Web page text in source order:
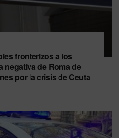
fronterizos a los
negativa de Roma de
por la crisis de Ceuta